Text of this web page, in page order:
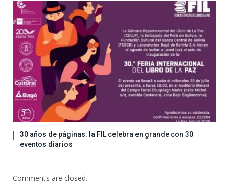
30 años de páginas: la FIL celebra en grande con 30
eventos diarios
Comments are closed.